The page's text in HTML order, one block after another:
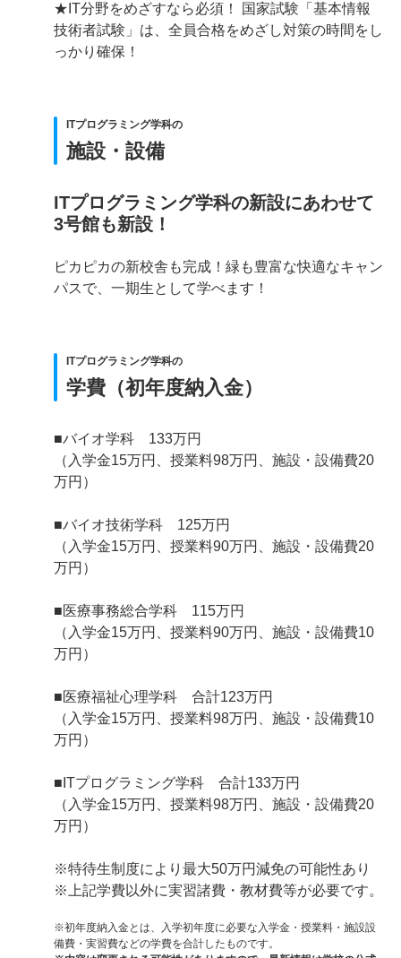
★IT分野をめざすなら必須！ 国家試験「基本情報
技術者試験」は、全員合格をめざし対策の時間をし
っかり確保！
ITプログラミング学科の
施設・設備
ITプログラミング学科の新設にあわせて
3号館も新設！
ピカピカの新校舎も完成！緑も豊富な快適なキャン
パスで、一期生として学べます！
ITプログラミング学科の
学費（初年度納入金）
■バイオ学科 133万円
（入学金15万円、授業料98万円、施設・設備費20
万円）
■バイオ技術学科 125万円
（入学金15万円、授業料90万円、施設・設備費20
万円）
■医療事務総合学科 115万円
（入学金15万円、授業料90万円、施設・設備費10
万円）
■医療福祉心理学科 合計123万円
（入学金15万円、授業料98万円、施設・設備費10
万円）
■ITプログラミング学科 合計133万円
（入学金15万円、授業料98万円、施設・設備費20
万円）
※特待生制度により最大50万円減免の可能性あり
※上記学費以外に実習諸費・教材費等が必要です。
※初年度納入金とは、入学初年度に必要な入学金・授業料・施設設
備費・実習費などの学費を合計したものです。